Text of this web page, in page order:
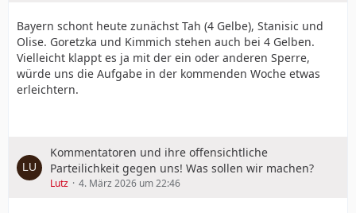
Bayern schont heute zunächst Tah (4 Gelbe), Stanisic und
Olise. Goretzka und Kimmich stehen auch bei 4 Gelben.
Vielleicht klappt es ja mit der ein oder anderen Sperre,
würde uns die Aufgabe in der kommenden Woche etwas
erleichtern.
Kommentatoren und ihre offensichtliche
Parteilichkeit gegen uns! Was sollen wir machen?
Lutz 4. März 2026 um 22:46